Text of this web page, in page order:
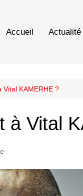
Accueil Actualité
Vital KAMERHE ?
à Vital